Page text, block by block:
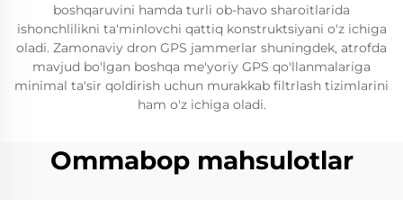
boshqaruvini hamda turli ob-havo sharoitlarida
ishonchlilikni ta'minlovchi qattiq konstruktsiyani o'z ichiga
oladi. Zamonaviy dron GPS jammerlar shuningdek, atrofda
mavjud bo'lgan boshqa me'yoriy GPS qo'llanmalariga
minimal ta'sir qoldirish uchun murakkab filtrlash tizimlarini
ham o'z ichiga oladi.
Ommabop mahsulotlar